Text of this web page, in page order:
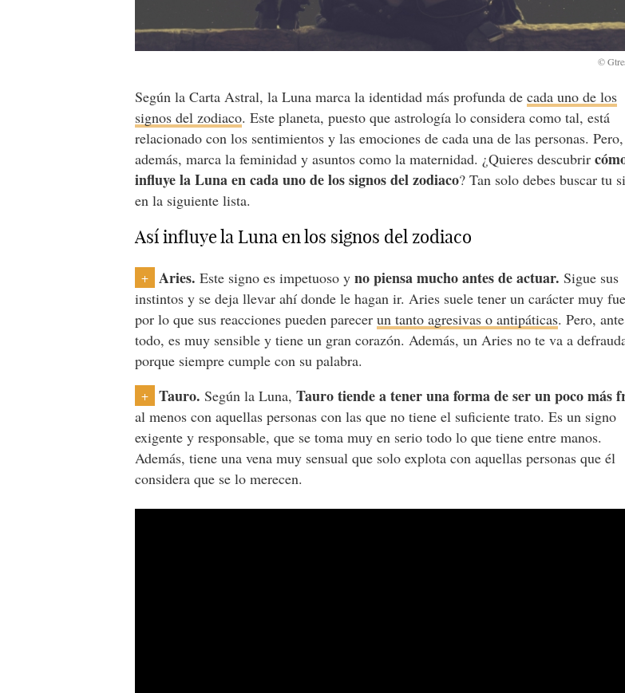
Según la Carta Astral, la Luna marca la identidad más profunda decada uno de los
signos del zodiaco. Este planeta, puesto que astrología lo considera como tal, está
relacionado con los sentimientos y las emociones de cada una de las personas. Pero,
además, marca la feminidad y asuntos como la maternidad. ¿Quieres descubrir
influye la Luna en cada uno de los signos del zodiaco? Tan solo debes buscar tu
en la siguiente lista.
Así influye la Luna en los signos del zodiaco
+ Aries. Este signo es impetuoso yno piensa mucho antes de actuar. Sigue sus
instintos y se deja llevar ahí donde le hagan ir. Aries suele tener un carácter muy
por lo que sus reacciones pueden parecerun tanto agresivas o antipáticas. Pero, ante
todo, es muy sensible y tiene un gran corazón. Además, un Aries no te va a
porque siempre cumple con su palabra.
+ Tauro. Según la Luna, Tauro tiende a tener una forma de ser un poco más
al menos con aquellas personas con las que no tiene el suficiente trato. Es un signo
exigente y responsable, que se toma muy en serio todo lo que tiene entre manos.
Además, tiene una vena muy sensual que solo explota con aquellas personas que él
considera que se lo merecen.